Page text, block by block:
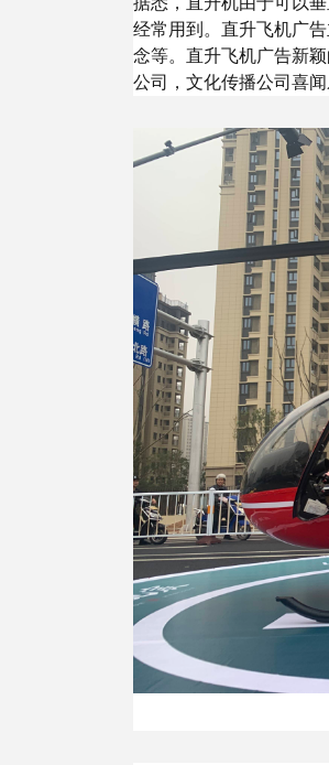
经常用到。直升飞机广
念等。直升飞机广告新
公司，文化传播公司喜